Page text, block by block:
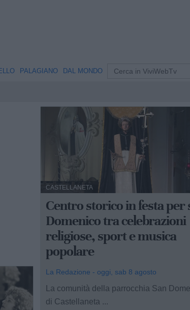
PALAGIANO DAL MONDO
CASTELLANETA
Centro storico in festa per
Domenico tra celebrazioni
religiose, sport e musica
popolare
La Redazione - oggi, sab 8 agosto
La comunità della parrocchia San
di Castellaneta ...